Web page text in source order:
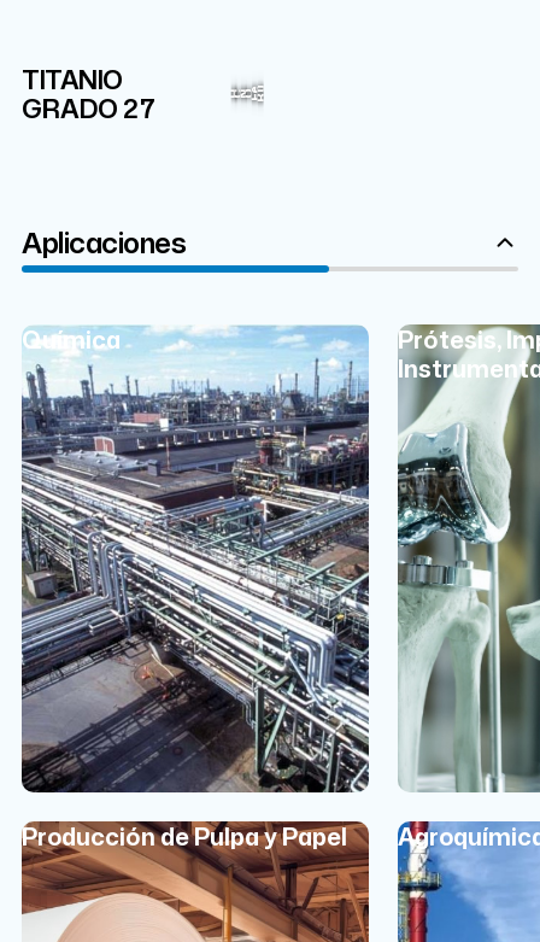
TITANIO
GRADO 27 H
C
N
O
Fe
Ru
Aplicaciones
Química
Prótesis,
Producción de Pulpa y Papel